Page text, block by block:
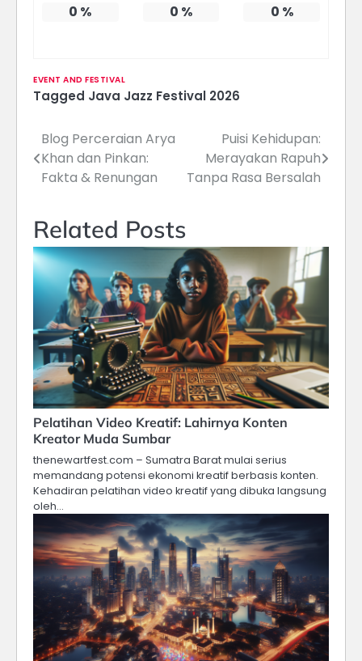
0 % 0 % 0 %
EVENT AND FESTIVAL
Tagged Java Jazz Festival 2026
Navigasi
pos
Blog Perceraian Arya
Khan dan Pinkan:
Fakta & Renungan
Puisi Kehidupan:
Merayakan Rapuh
Tanpa Rasa Bersalah
Related Posts
Pelatihan Video Kreatif: Lahirnya Konten
Kreator Muda Sumbar
thenewartfest.com – Sumatra Barat mulai serius
memandang potensi ekonomi kreatif berbasis konten.
Kehadiran pelatihan video kreatif yang dibuka langsung
oleh…